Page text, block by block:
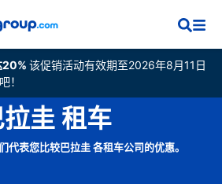
20% 该促销活动有效期至2026年8月11日
！
拉圭 租车
代表您比较巴拉圭 各租车公司的优惠。